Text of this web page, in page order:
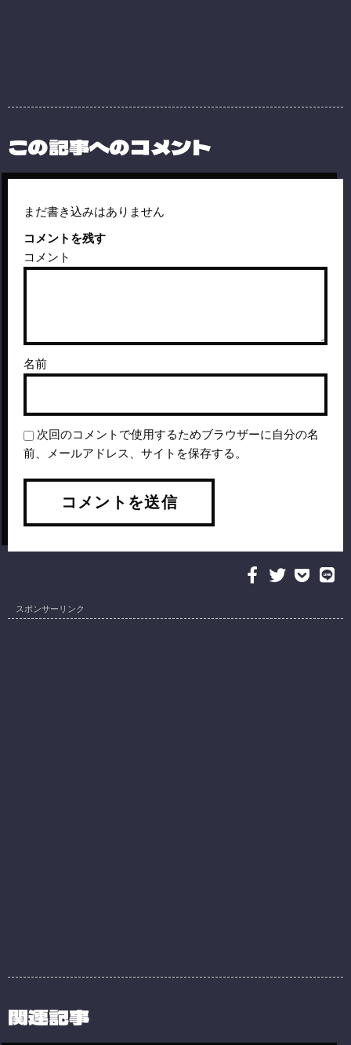
この記事へのコメント
まだ書き込みはありません
コメントを残す
コメント
名前
次回のコメントで使用するためブラウザーに自分の名
前、メールアドレス、サイトを保存する。
関連記事